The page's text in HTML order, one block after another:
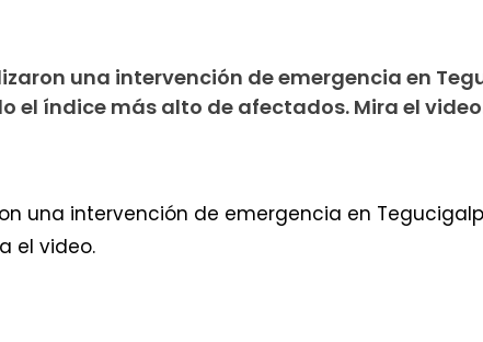
una intervención de emergencia en
el índice más alto de afectados. Mira el
una intervención de emergencia en
el video.